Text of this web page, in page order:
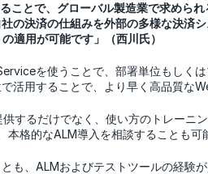
とで、グローバル製造業で求めら
の決済の仕組みを外部の多様な決
適用が可能です」（西川氏）
を使うことで、部署単位もしく
活用することで、より早く高品質な
するだけでなく、使い方のトレー
格的なALM導入を相談することも可
も、ALMおよびテストツールの経験